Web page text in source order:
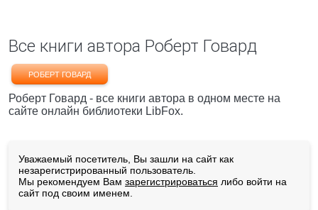
Все книги автора Роберт Говард
РОБЕРТ ГОВАРД
Роберт Говард - все книги автора в одном месте на
сайте онлайн библиотеки LibFox.
Уважаемый посетитель, Вы зашли на сайт как
незарегистрированный пользователь.
Мы рекомендуем Вам зарегистрироваться либо войти на
сайт под своим именем.